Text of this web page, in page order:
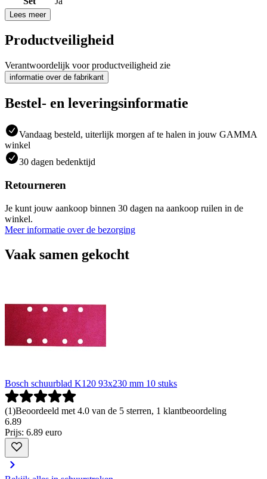
Lees meer
Productveiligheid
Verantwoordelijk voor productveiligheid zie
informatie over de fabrikant
Bestel- en leveringsinformatie
Vandaag besteld, uiterlijk morgen af te halen in jouw GAMMA
winkel
30 dagen bedenktijd
Retourneren
Je kunt jouw aankoop binnen 30 dagen na aankoop ruilen in de
winkel.
Meer informatie over de bezorging
Vaak samen gekocht
Bosch schuurblad K120 93x230 mm 10 stuks
(1)Beoordeeld met 4.0 van de 5 sterren, 1 klantbeoordeling
6.89
Prijs: 6.89 euro